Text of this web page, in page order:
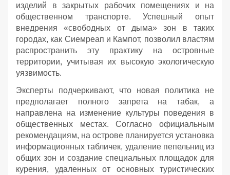
изделий в закрытых рабочих помещениях и на
общественном транспорте. Успешный опыт
внедрения «свободных от дыма» зон в таких
городах, как Сиемреап и Кампот, позволил властям
распространить эту практику на островные
территории, учитывая их высокую экологическую
уязвимость.
Эксперты подчеркивают, что новая политика не
предполагает полного запрета на табак, а
направлена на изменение культуры поведения в
общественных местах. Согласно официальным
рекомендациям, на острове планируется установка
информационных табличек, удаление пепельниц из
общих зон и создание специальных площадок для
курения, удаленных от основных туристических